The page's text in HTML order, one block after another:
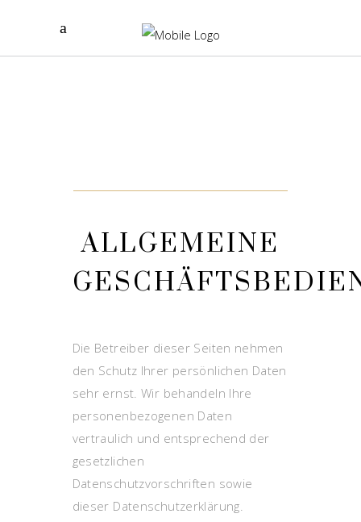
ALLGEMEINE
Die Betreiber dieser Seiten nehmen
den Schutz Ihrer persönlichen Daten
sehr ernst. Wir behandeln Ihre
personenbezogenen Daten
vertraulich und entsprechend der
gesetzlichen
Datenschutzvorschriften sowie
dieser Datenschutzerklärung.